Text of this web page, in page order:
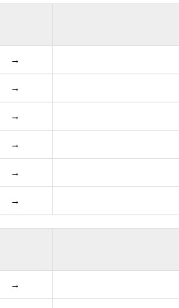
→
→
→
→
→
→
→